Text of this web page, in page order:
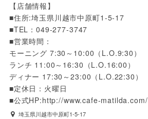
【店舗情報】
■住所:埼玉県川越市中原町1-5-17
■TEL：049-277-3747
■営業時間：
モーニング 7:30～10:00（L.O.9:30）
ランチ 11:00～16:30（L.O.16:00）
ディナー 17:30～23:00（L.O.22:30）
■定休日：火曜日
■公式HP:http://www.cafe-matilda.com/
埼玉県川越市中原町1-5-17